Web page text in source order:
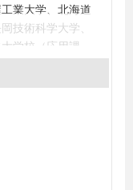
業大学、北海道
技術科学大学、
学校（応用課
京電機大学、東
学、東海大学
開発大学校（専
業高等専門学
高等専門学校、